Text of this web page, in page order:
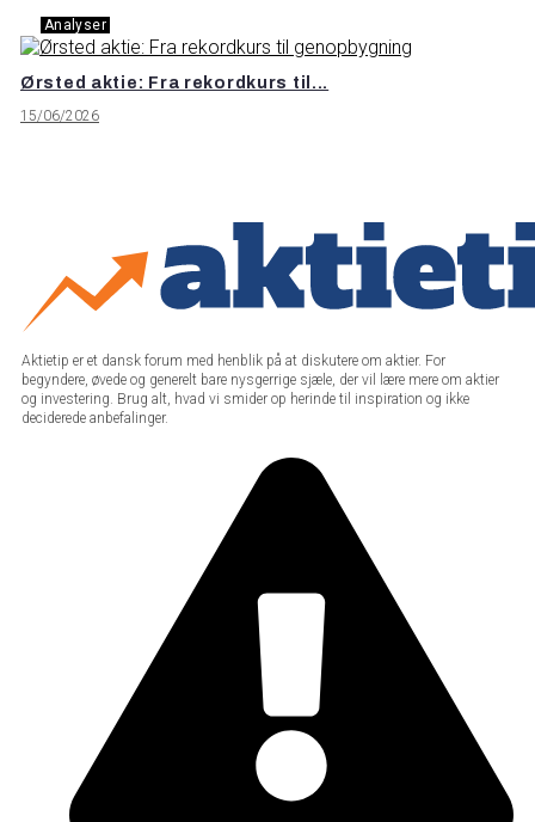
Analyser
Ørsted aktie: Fra rekordkurs til...
15/06/2026
Aktietip er et dansk forum med henblik på at diskutere om aktier. For
begyndere, øvede og generelt bare nysgerrige sjæle, der vil lære mere om aktier
og investering. Brug alt, hvad vi smider op herinde til inspiration og ikke
deciderede anbefalinger.